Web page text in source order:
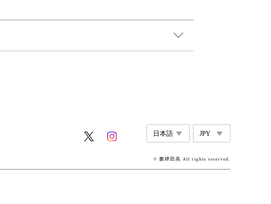
© 書肆田高 All rights reserved.